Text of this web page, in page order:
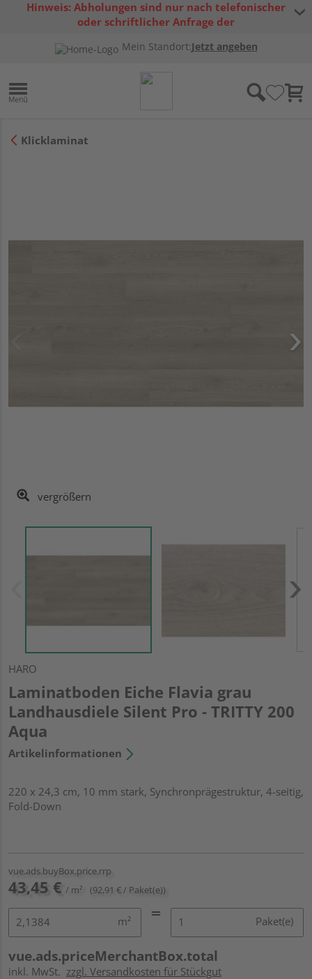
Hinweis: Abholungen sind nur nach telefonischer
oder schriftlicher Anfrage der
Mein Standort:Jetzt angeben
Klicklaminat
vergrößern
HARO
Laminatboden Eiche Flavia grau
Landhausdiele Silent Pro - TRITTY 200
Aqua
Artikelinformationen
220 x 24,3 cm, 10 mm stark, Synchronprägestruktur, 4-seitig,
Fold-Down
vue.ads.buyBox.price.rrp
43,45 € / m² (92,91 € / Paket(e))
m² Paket(e)
vue.ads.priceMerchantBox.total
inkl. MwSt. zzgl. Versandkosten für Stückgut